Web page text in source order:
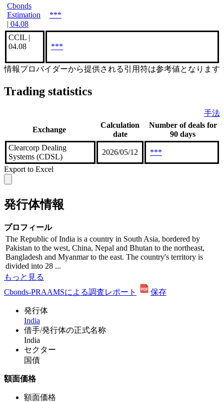
Cbonds
Estimation
| 04.08
***
CCIL |
04.08
***
情報プロバイダーから提供される引用符は参考値となります
Trading statistics
手法
Exchange
Calculation
date
Number of deals for
90 days
Clearcorp Dealing
Systems (CDSL)
2026/05/12
***
Export to Excel
発行体情報
プロフィール
The Republic of India is a country in South Asia, bordered by
Pakistan to the west, China, Nepal and Bhutan to the northeast,
Bangladesh and Myanmar to the east. The country's territory is
divided into 28 ...
もっと見る
Cbonds-PRAAMSによる調査レポート
保存
発行体
India
借手/発行体の正式名称
India
セクター
国債
額面価格
額面価格